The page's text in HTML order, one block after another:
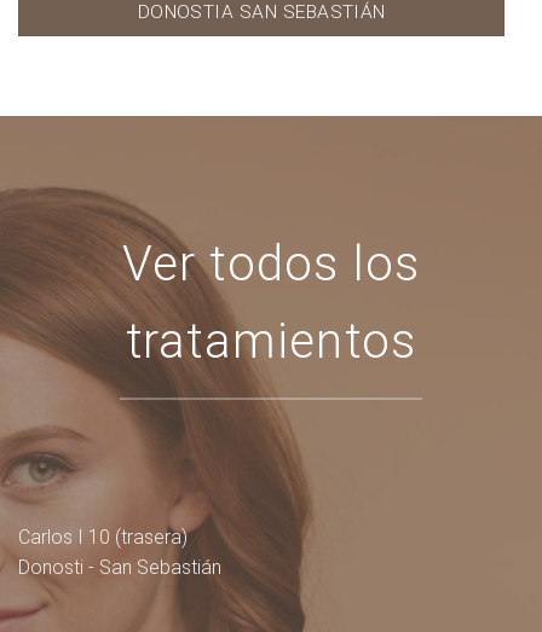
DONOSTIA SAN SEBASTIÁN
Ver todos los
tratamientos
Carlos I 10 (trasera)
Donosti - San Sebastián